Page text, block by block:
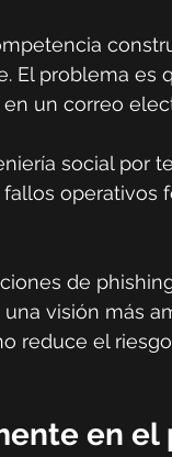
El problema es
un correo
social por
operativos
de
visión más
reduce el
en el